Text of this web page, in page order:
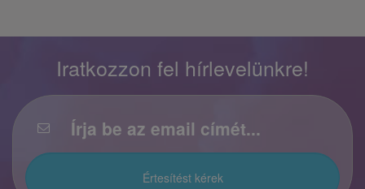
Iratkozzon fel hírlevelünkre!